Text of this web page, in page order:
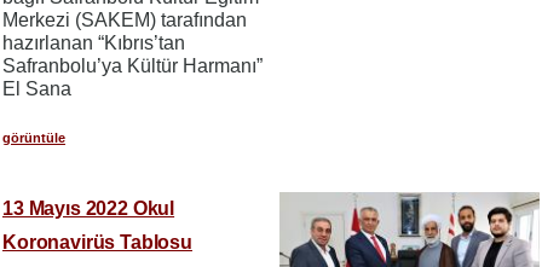
Merkezi (SAKEM) tarafından
hazırlanan “Kıbrıs’tan
Safranbolu’ya Kültür Harmanı”
El Sana
görüntüle
13 Mayıs 2022 Okul
Koronavirüs Tablosu